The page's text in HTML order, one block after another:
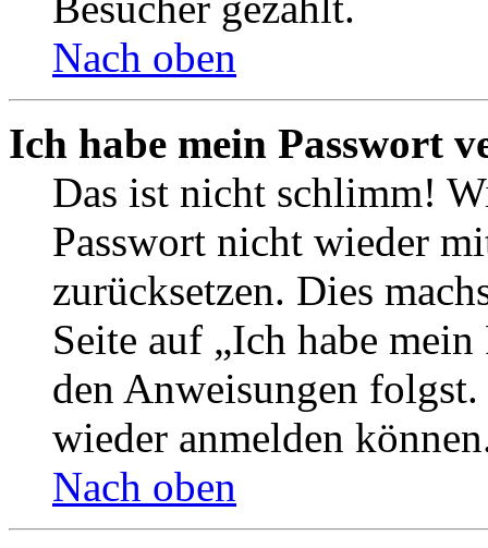
Nach oben
Ich habe mein Passwort
Das ist nicht schlimm!
Passwort nicht wieder
zurücksetzen. Dies
Seite auf „Ich habe
den Anweisungen
wieder anmelden
Nach oben